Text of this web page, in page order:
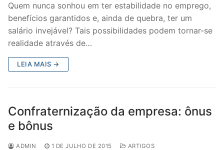
Quem nunca sonhou em ter estabilidade no emprego,
benefícios garantidos e, ainda de quebra, ter um
salário invejável? Tais possibilidades podem tornar-se
realidade através de…
LEIA MAIS →
Confraternização da empresa: ônus
e bônus
ADMIN 1 DE JULHO DE 2015 ARTIGOS